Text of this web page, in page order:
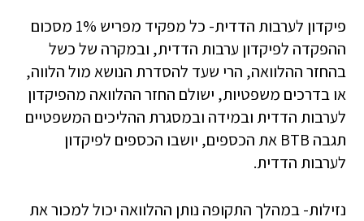
פיקדון לערבות הדדית- כל מפקיד מפריש 1% מסכום
ההפקדה לפיקדון ערבות הדדית, ובמקרה של כשל
בהחזר ההלוואה, הרי שעד להסדרת הנושא מול הלווה,
או בדרכים משפטיות, ישולם החזר ההלוואה מהפיקדון
לערבות הדדית ובמידה ובמסגרת ההליכים המשפטיים
תגבה BTB את הכספים, יושבו הכספים לפיקדון
לערבות הדדית.
נזילות- במהלך התקופה נותן ההלוואה יכול למכור את